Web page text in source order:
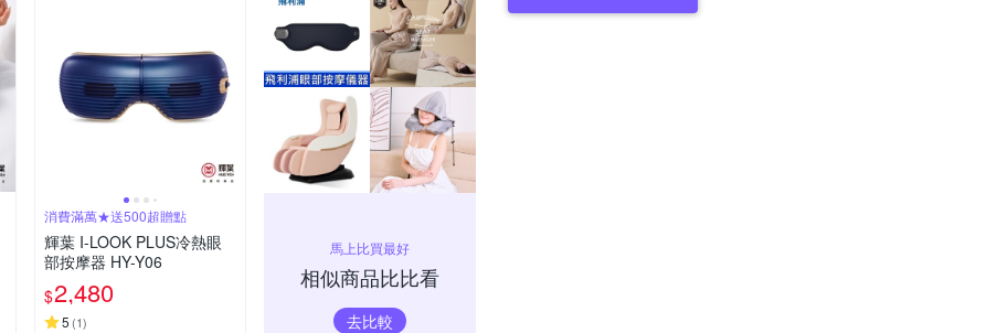
消費滿萬★送500超贈點
輝葉 I-LOOK PLUS冷熱眼
部按摩器 HY-Y06
$2,480
5 (1)
馬上比買最好
相似商品比比看
去比較